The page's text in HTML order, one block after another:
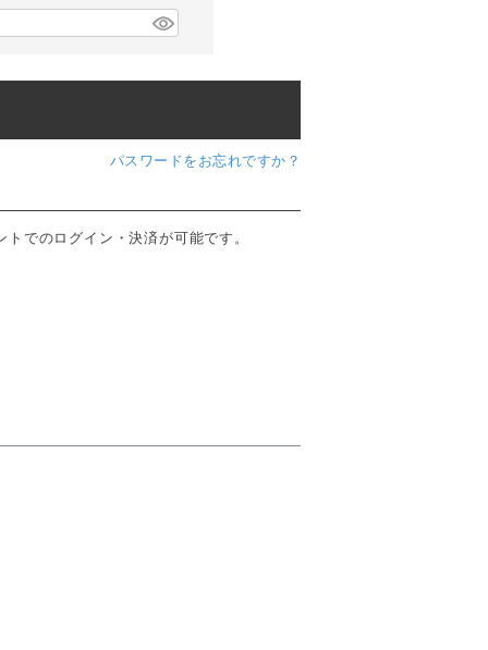
パスワードをお忘れですか？
でのログイン・決済が可能です。